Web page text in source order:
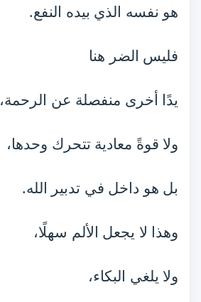
هو نفسه الذي بيده النفع.
فليس الضر هنا
يدًا أخرى منفصلة عن الرحمة،
ولا قوةً معادية تتحرك وحدها،
بل هو داخل في تدبير الله.
وهذا لا يجعل الألم سهلًا،
ولا يلغي البكاء،